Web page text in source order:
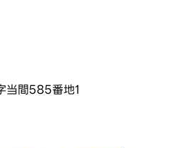
当間585番地1